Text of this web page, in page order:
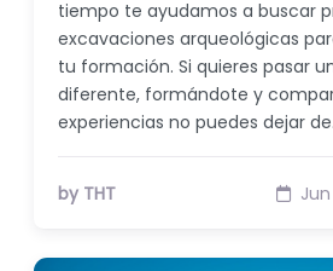
tiempo te ayudamos a buscar
excavaciones arqueológicas
tu formación. Si quieres pasar
diferente, formándote y
experiencias no puedes dejar
by THT